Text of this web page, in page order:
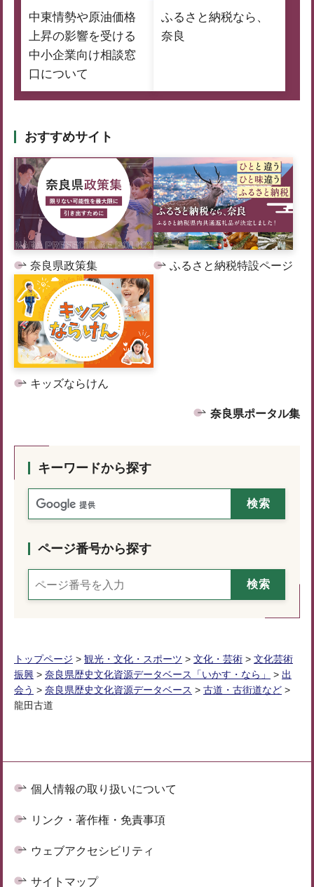
中東情勢や原油価格
上昇の影響を受ける
中小企業向け相談窓
口について
ふるさと納税なら、
奈良
おすすめサイト
奈良県政策集 ふるさと納税特設ページ
キッズならけん
奈良県ポータル集
キーワードから探す
ページ番号から探す
トップページ > 観光・文化・スポーツ > 文化・芸術 > 文化芸術
振興 > 奈良県歴史文化資源データベース「いかす・なら」 > 出
会う > 奈良県歴史文化資源データベース > 古道・古街道など >
龍田古道
個人情報の取り扱いについて
リンク・著作権・免責事項
ウェブアクセシビリティ
サイトマップ